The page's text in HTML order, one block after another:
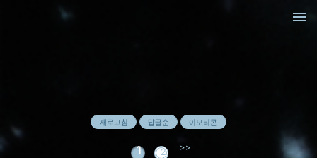
menu
새로고침 답글순 이모티콘
1 2